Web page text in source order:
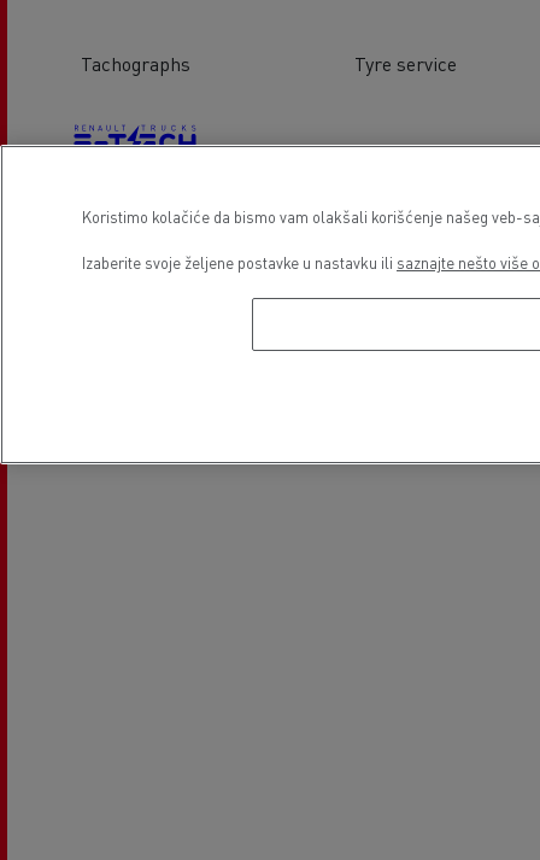
Tachographs Tyre service
Koristimo kolačiće da bismo vam olakšali korišćenje našeg veb-
Izaberite svoje željene postavke u nastavku ili saznajte nešto više